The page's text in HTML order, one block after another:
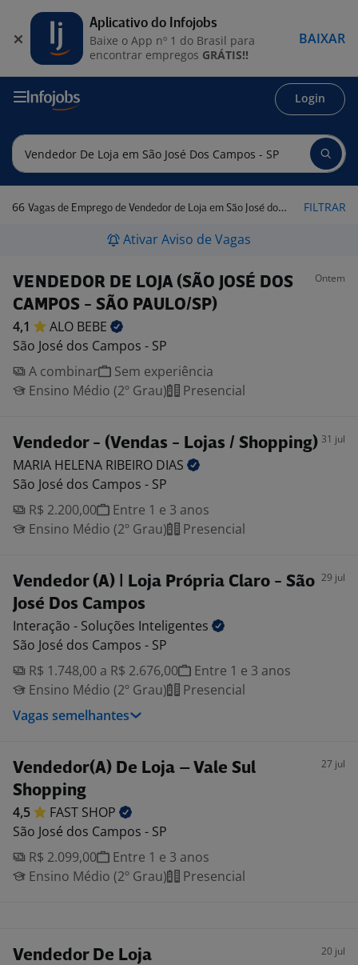
Login
66 Vagas de Emprego de Vendedor de Loja em São José dos Campos - SP FILTRAR
Ativar Aviso de Vagas
VENDEDOR DE LOJA (SÃO JOSÉ DOS
CAMPOS - SÃO PAULO/SP)
Ontem
4,1 ALO BEBE
São José dos Campos - SP
A combinar
Sem experiência
Ensino Médio (2º Grau)
Presencial
Vendedor - (Vendas - Lojas / Shopping) 31 jul
MARIA HELENA RIBEIRO DIAS
São José dos Campos - SP
R$ 2.200,00
Entre 1 e 3 anos
Ensino Médio (2º Grau)
Presencial
Vendedor (A) | Loja Própria Claro - São
José Dos Campos
29 jul
Interação - Soluções Inteligentes
São José dos Campos - SP
R$ 1.748,00 a R$ 2.676,00
Entre 1 e 3 anos
Ensino Médio (2º Grau)
Presencial
Vagas semelhantes
Vendedor(A) De Loja – Vale Sul
Shopping
27 jul
4,5 FAST SHOP
São José dos Campos - SP
R$ 2.099,00
Entre 1 e 3 anos
Ensino Médio (2º Grau)
Presencial
Vendedor De Loja 20 jul
Aplicativo do Infojobs
Baixe o App nº 1 do Brasil para
encontrar empregos GRÁTIS!!
BAIXAR